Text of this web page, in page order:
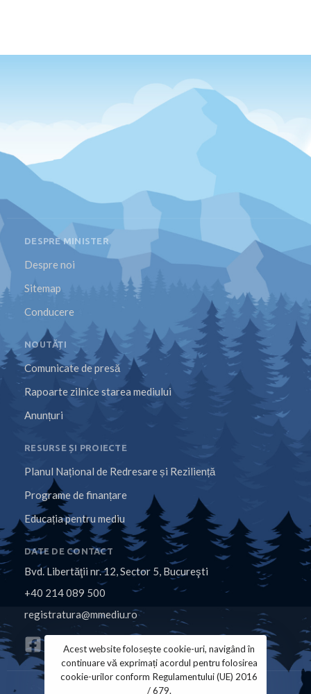
DESPRE MINISTER
Despre noi
Sitemap
Conducere
NOUTĂȚI
Comunicate de presă
Rapoarte zilnice starea mediului
Anunțuri
RESURSE ȘI PROIECTE
Planul Național de Redresare și Reziliență
Programe de finanțare
Educația pentru mediu
DATE DE CONTACT
Bvd. Libertăţii nr. 12, Sector 5, Bucureşti
+40 214 089 500
registratura@mmediu.ro
Acest website folosește cookie-uri, navigând în
continuare vă exprimați acordul pentru folosirea
cookie-urilor conform Regulamentului (UE) 2016
/ 679.